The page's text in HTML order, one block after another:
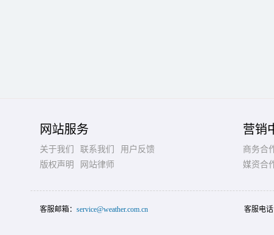
网站服务
关于我们 联系我们
用户反馈
版权声明
网站律师
营销
商务合
媒资合
客服邮箱： service@weather.com.cn 客服电